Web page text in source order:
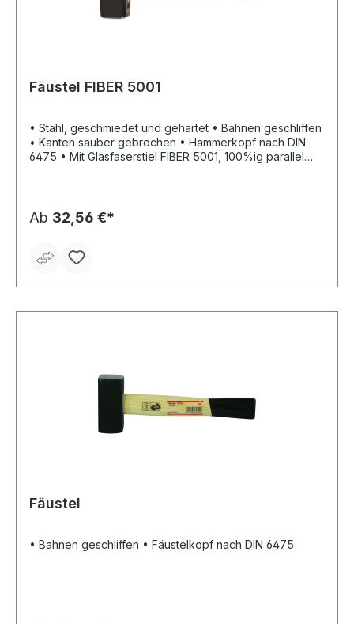
Fäustel FIBER 5001
• Stahl, geschmiedet und gehärtet • Bahnen geschliffen
• Kanten sauber gebrochen • Hammerkopf nach DIN
6475 • Mit Glasfaserstiel FIBER 5001, 100%ig parallel
Ab 32,56 €*
Fäustel
• Bahnen geschliffen • Fäustelkopf nach DIN 6475